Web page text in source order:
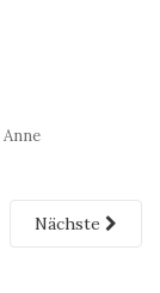
Anne
Nächste